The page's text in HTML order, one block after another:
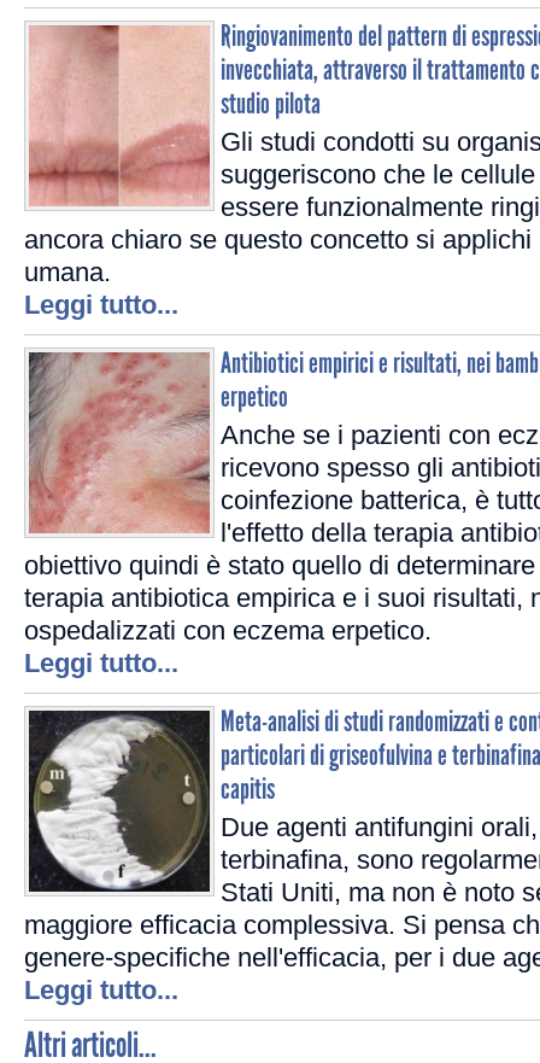
Ringiovanimento del pattern di
invecchiata, attraverso il trattamento
studio pilota
Gli studi condotti su
suggeriscono che le
essere funzionalmente
ancora chiaro se questo concetto si
umana.
Leggi tutto...
Antibiotici empirici e risultati, nei
erpetico
Anche se i pazienti con
ricevono spesso gli
coinfezione batterica, è
l'effetto della terapia
obiettivo quindi è stato quello di
terapia antibiotica empirica e i suoi risultati,
ospedalizzati con eczema erpetico.
Leggi tutto...
Meta-analisi di studi randomizzati e
particolari di griseofulvina e
capitis
Due agenti antifungini
terbinafina, sono
Stati Uniti, ma non è noto
maggiore efficacia complessiva. Si pensa
genere-specifiche nell'efficacia, per i due
Leggi tutto...
Altri articoli...